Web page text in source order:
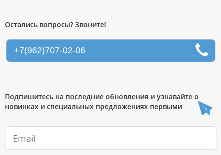
Остались вопросы? Звоните!
+7(962)707-02-06
Подпишитесь на последние обновления и узнавайте о
новинках и специальных предложениях первыми